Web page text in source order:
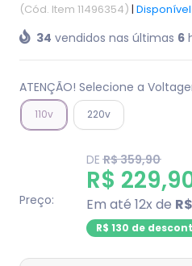
(Cód. Item 11496354) |
34 vendidos nas últimas 6
ATENÇÃO! Selecione a
110v 220v
Preço:
DETranslation
missing:
pt-
R$ 359,90
missing:
pt-
R$
Em até 12x de
R$ 130 de